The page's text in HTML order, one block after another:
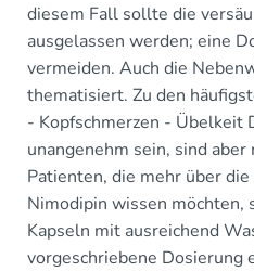
diesem Fall sollte die
ausgelassen werden; eine
vermeiden. Auch die
thematisiert. Zu den
- Kopfschmerzen - Übelkeit
unangenehm sein, sind
Patienten, die mehr über
Nimodipin wissen möchten,
Kapseln mit ausreichend
vorgeschriebene Dosierung